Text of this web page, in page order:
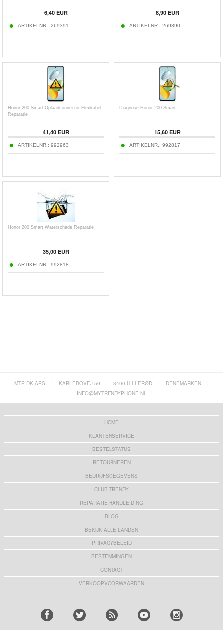
6,40 EUR
ARTIKELNR.: 269391
8,90 EUR
ARTIKELNR.: 269390
Honor 200 Smart Oplaadconnector Flexkabel
Reparatie
41,40 EUR
ARTIKELNR.: 992963
Diagnose Honor 200 Smart
15,60 EUR
ARTIKELNR.: 992817
Honor 200 Smart Waterschade Reparatie
35,00 EUR
ARTIKELNR.: 992818
MTP DK APS | KARLEBOVEJ 59 | 3400 HILLERØD | DENEMARKEN
|
INFO@MYTRENDYPHONE.NL
HOME
KLANTENSERVICE
BESTELSTATUS
RETOURNEREN
BEDRIJFSGEGEVENS
CLUB TRENDY
REPARATIE HANDLEIDING
BLOG
BEKIJK ALLE LANDEN
PRIVACYBELEID
BESTEMMINGEN
CONTACT
VERKOOPVOORWAARDEN